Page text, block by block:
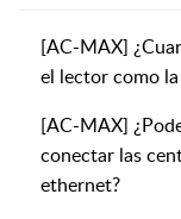
[AC-MAX]
el lector como
[AC-MAX]
conectar las
ethernet?